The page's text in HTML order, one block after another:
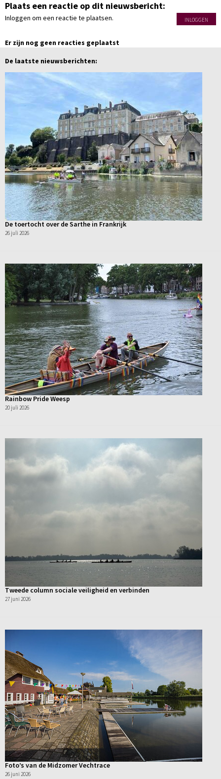
Plaats een reactie op dit nieuwsbericht:
Inloggen om een reactie te plaatsen. INLOGGEN
Er zijn nog geen reacties geplaatst
De laatste nieuwsberichten:
De toertocht over de Sarthe in Frankrijk
26 juli 2026
Rainbow Pride Weesp
20 juli 2026
Tweede column sociale veiligheid en verbinden
27 juni 2026
Foto’s van de Midzomer Vechtrace
26 juni 2026